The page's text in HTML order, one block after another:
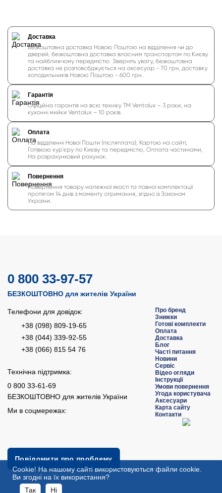
Доставка
Безкоштовна доставка Новою Поштою на відділення чи до
дверей, безкоштовна доставка власним транспортом по Києву
та найближчому передмістю. Зверніть увагу, безкоштовна
доставка не розповсбджується на аксесуар - 70 грн, доставку
холодильників Новою Поштою - 600 грн.
Гарантія
Офіційна гарантія на всю техніку ТМ Ventolux – 3 роки, на
кухонні мийки Ventolux – 10 років.
Оплата
На відділенні Нової Пошти (післяплата), Картою на сайті,
Готівкою кур'єру по Києву та передмістю, Оплата частинами,
На розрахунковий рахунок.
Повернення
Повернення товару належної якості та повної комплектації
протягом 14 днів з моменту отримання, згідно із Законом
України.
0 800 33-97-57
БЕЗКОШТОВНО для жителів України
Телефони для довідок:
+38 (098) 809-19-65
+38 (044) 339-92-55
+38 (066) 815 54 76
Технічна підтримка:
0 800 33-61-69
БЕЗКОШТОВНО для жителів України
Ми в соцмережах:
Повідомити про проблему
Про бренд
Знижки
Готові комплекти
Оплата
Доставка
Блог
Часті питання
Новини
Сервіс
Відео огляди
Інструкції
Умови повернення
Угода користувача
Аксесуари
Карта сайту
Контакти
Сookie! На нашому сайті використовуються файли cookie.
Ви згодні на їх використання?
Так
Ні